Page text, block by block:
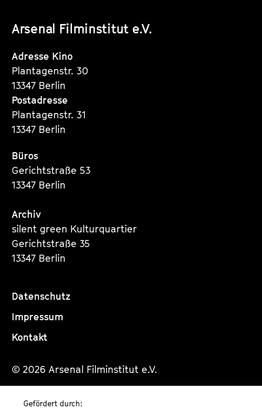
Arsenal Filminstitut e.V.
Instagram
Seite
Instagram
Seite
Instagram
Adresse Kino
Plantagenstr. 30
13347 Berlin
Postadresse
Plantagenstr. 31
13347 Berlin
Büros
Gerichtstraße 53
13347 Berlin
Archiv
silent green Kulturquartier
Gerichtstraße 35
13347 Berlin
Datenschutz
Impressum
Kontakt
© 2026 Arsenal Filminstitut e.V.
Gefördert durch: